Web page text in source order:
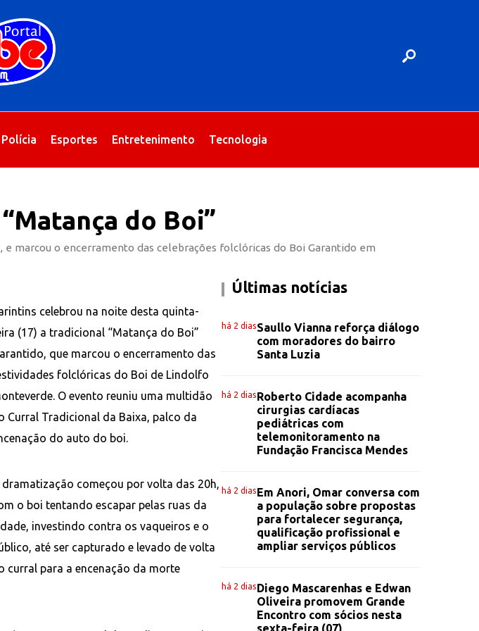
Polícia Esportes Entretenimento Tecnologia
do Boi”
marcou o encerramento das celebrações folclóricas do Boi Garantido em
celebrou na noite desta quinta-
(17) a tradicional “Matança do Boi”
que marcou o encerramento das
folclóricas do Boi de Lindolfo
O evento reuniu uma multidão
Curral Tradicional da Baixa, palco da
do auto do boi.
dramatização começou por volta das 20h,
o boi tentando escapar pelas ruas da
investindo contra os vaqueiros e o
até ser capturado e levado de volta
curral para a encenação da morte
Últimas notícias
há 2 diasSaullo Vianna reforça diálogo
com moradores do bairro
Santa Luzia
há 2 diasRoberto Cidade acompanha
cirurgias cardíacas
pediátricas com
telemonitoramento na
Fundação Francisca Mendes
há 2 dias Em Anori, Omar conversa com
a população sobre propostas
para fortalecer segurança,
qualificação profissional e
ampliar serviços públicos
há 2 diasDiego Mascarenhas e Edwan
Oliveira promovem Grande
Encontro com sócios nesta
sexta-feira (07)